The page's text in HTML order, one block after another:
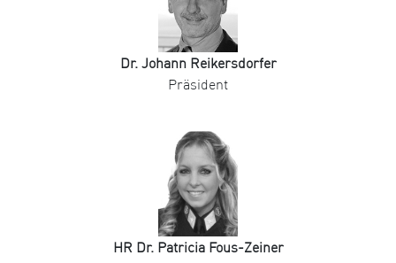
Dr. Johann Reikersdorfer
Präsident
HR Dr. Patricia Fous-Zeiner